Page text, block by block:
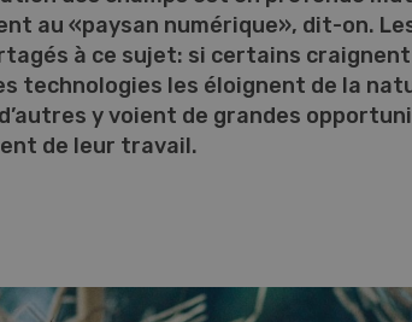
au «paysan numérique», dit-on.
à ce sujet: si certains craignent
technologies les éloignent de la
y voient de grandes
de leur travail.